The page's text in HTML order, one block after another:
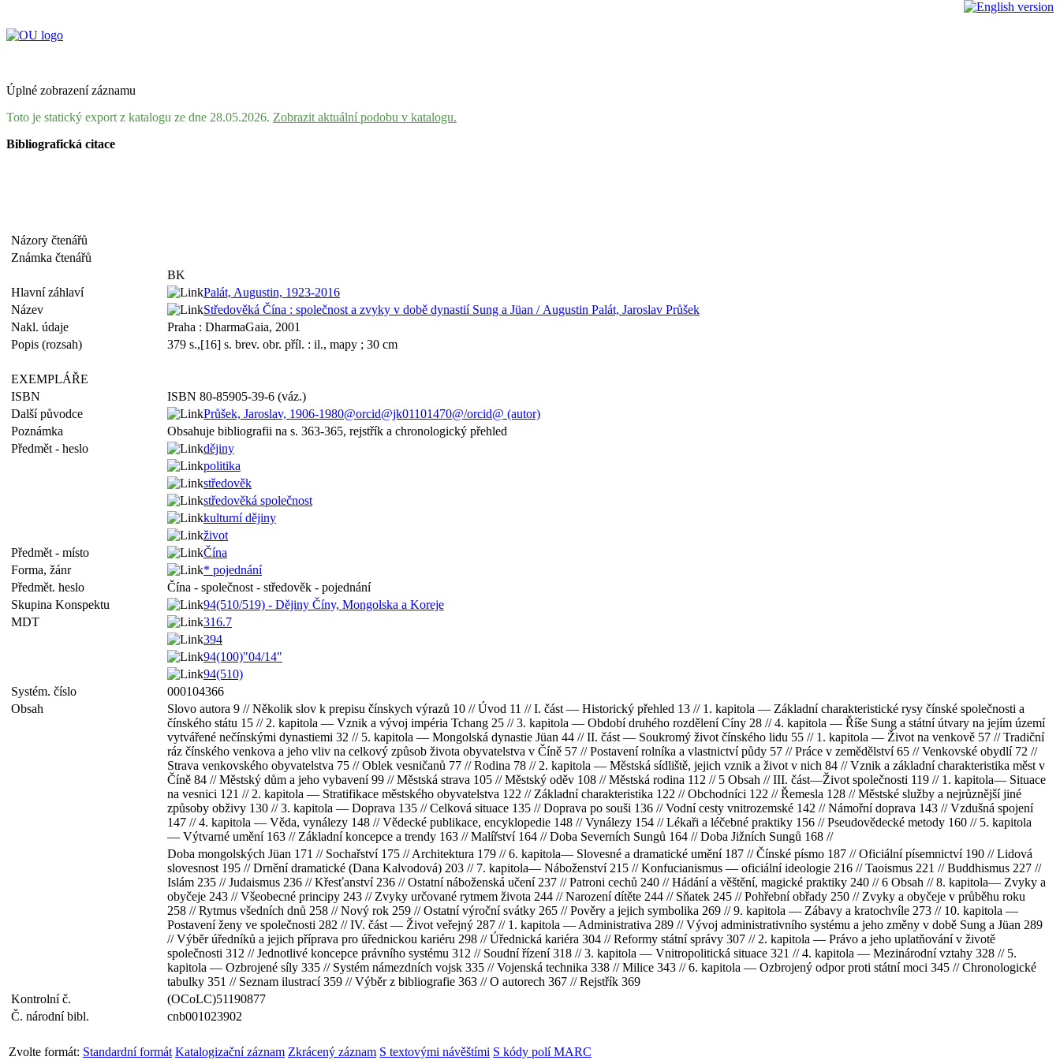
Úplné zobrazení záznamu
Toto je statický export z katalogu ze dne 28.05.2026. Zobrazit aktuální podobu v katalogu.
Bibliografická citace
Názory čtenářů
Známka čtenářů
BK
Hlavní záhlaví
Palát, Augustin, 1923-2016
Název
Středověká Čína : společnost a zvyky v době dynastií Sung a Jüan / Augustin Palát, Jaroslav Průšek
Nakl. údaje
Praha : DharmaGaia, 2001
Popis (rozsah)
379 s.,[16] s. brev. obr. příl. : il., mapy ; 30 cm
EXEMPLÁŘE
ISBN
ISBN 80-85905-39-6 (váz.)
Další původce
Průšek, Jaroslav, 1906-1980@orcid@jk01101470@/orcid@ (autor)
Poznámka
Obsahuje bibliografii na s. 363-365, rejstřík a chronologický přehled
Předmět - heslo
dějiny
politika
středověk
středověká společnost
kulturní dějiny
život
Předmět - místo
Čína
Forma, žánr
* pojednání
Předmět. heslo
Čína - společnost - středověk - pojednání
Skupina Konspektu
94(510/519) - Dějiny Číny, Mongolska a Koreje
MDT
316.7
394
94(100)"04/14"
94(510)
Systém. číslo
000104366
Obsah
Slovo autora 9 // Několik slov k prepisu čínskych výrazů 10 // Úvod 11 // I. část — Historický přehled 13 // 1. kapitola — Základní charakteristické rysy čínské společnosti a
čínského státu 15 // 2. kapitola — Vznik a vývoj impéria Tchang 25 // 3. kapitola — Období druhého rozdělení Cíny 28 // 4. kapitola — Říše Sung a státní útvary na jejím území
vytvářené nečínskými dynastiemi 32 // 5. kapitola — Mongolská dynastie Jüan 44 // II. část — Soukromý život čínského lidu 55 // 1. kapitola — Život na venkově 57 // Tradiční
ráz čínského venkova a jeho vliv na celkový způsob života obyvatelstva v Číně 57 // Postavení rolníka a vlastnictví půdy 57 // Práce v zemědělství 65 // Venkovské obydlí 72 //
Strava venkovského obyvatelstva 75 // Oblek vesničanů 77 // Rodina 78 // 2. kapitola — Městská sídliště, jejich vznik a život v nich 84 // Vznik a základní charakteristika měst v
Číně 84 // Městský dům a jeho vybavení 99 // Městská strava 105 // Městský oděv 108 // Městská rodina 112 // 5 Obsah // III. část—Život společnosti 119 // 1. kapitola— Situace
na vesnici 121 // 2. kapitola — Stratifikace městského obyvatelstva 122 // Základní charakteristika 122 // Obchodníci 122 // Řemesla 128 // Městské služby a nejrůznější jiné
způsoby obživy 130 // 3. kapitola — Doprava 135 // Celková situace 135 // Doprava po souši 136 // Vodní cesty vnitrozemské 142 // Námořní doprava 143 // Vzdušná spojení
147 // 4. kapitola — Věda, vynálezy 148 // Vědecké publikace, encyklopedie 148 // Vynálezy 154 // Lékaři a léčebné praktiky 156 // Pseudovědecké metody 160 // 5. kapitola
— Výtvarné umění 163 // Základní koncepce a trendy 163 // Malířství 164 // Doba Severních Sungů 164 // Doba Jižních Sungů 168 //
Doba mongolských Jüan 171 // Sochařství 175 // Architektura 179 // 6. kapitola— Slovesné a dramatické umění 187 // Čínské písmo 187 // Oficiální písemnictví 190 // Lidová
slovesnost 195 // Drnění dramatické (Dana Kalvodová) 203 // 7. kapitola— Náboženství 215 // Konfucianismus — oficiální ideologie 216 // Taoismus 221 // Buddhismus 227 //
Islám 235 // Judaismus 236 // Křesťanství 236 // Ostatní náboženská učení 237 // Patroni cechů 240 // Hádání a věštění, magické praktiky 240 // 6 Obsah // 8. kapitola— Zvyky a
obyčeje 243 // Všeobecné principy 243 // Zvyky určované rytmem života 244 // Narození dítěte 244 // Sňatek 245 // Pohřební obřady 250 // Zvyky a obyčeje v průběhu roku
258 // Rytmus všedních dnů 258 // Nový rok 259 // Ostatní výroční svátky 265 // Pověry a jejich symbolika 269 // 9. kapitola — Zábavy a kratochvíle 273 // 10. kapitola —
Postavení ženy ve společnosti 282 // IV. část — Život veřejný 287 // 1. kapitola — Administrativa 289 // Vývoj administrativního systému a jeho změny v době Sung a Jüan 289
// Výběr úředníků a jejich příprava pro úřednickou kariéru 298 // Úřednická kariéra 304 // Reformy státní správy 307 // 2. kapitola — Právo a jeho uplatňování v životě
společnosti 312 // Jednotlivé koncepce právního systému 312 // Soudní řízení 318 // 3. kapitola — Vnitropolitická situace 321 // 4. kapitola — Mezinárodní vztahy 328 // 5.
kapitola — Ozbrojené síly 335 // Systém námezdních vojsk 335 // Vojenská technika 338 // Milice 343 // 6. kapitola — Ozbrojený odpor proti státní moci 345 // Chronologické
tabulky 351 // Seznam ilustrací 359 // Výběr z bibliografie 363 // O autorech 367 // Rejstřík 369
Kontrolní č.
(OCoLC)51190877
Č. národní bibl.
cnb001023902
Zvolte formát: Standardní formát Katalogizační záznam Zkrácený záznam S textovými návěštími S kódy polí MARC